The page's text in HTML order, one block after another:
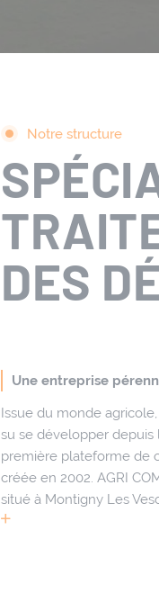
Notre structure
DES
Une entreprise
Issue du monde
su se développer depuis
première plateforme de
créée en 2002. AGRI
situé à Montigny Les
dans le traitement et la